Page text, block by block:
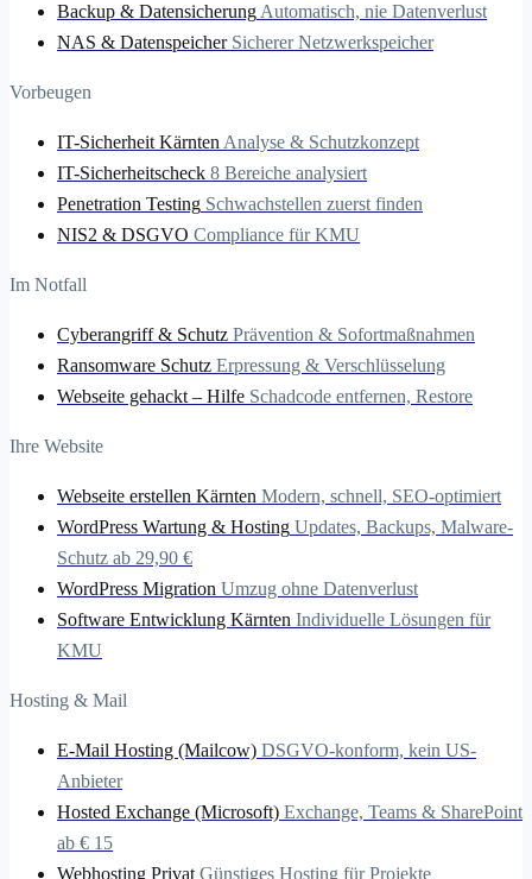
Backup & Datensicherung Automatisch, nie Datenverlust
NAS & Datenspeicher Sicherer Netzwerkspeicher
Vorbeugen
IT-Sicherheit Kärnten Analyse & Schutzkonzept
IT-Sicherheitscheck 8 Bereiche analysiert
Penetration Testing Schwachstellen zuerst finden
NIS2 & DSGVO Compliance für KMU
Im Notfall
Cyberangriff & Schutz Prävention & Sofortmaßnahmen
Ransomware Schutz Erpressung & Verschlüsselung
Webseite gehackt – Hilfe Schadcode entfernen, Restore
Ihre Website
Webseite erstellen Kärnten Modern, schnell, SEO-optimiert
WordPress Wartung & Hosting Updates, Backups, Malware-
Schutz ab 29,90 €
WordPress Migration Umzug ohne Datenverlust
Software Entwicklung Kärnten Individuelle Lösungen für
KMU
Hosting & Mail
E-Mail Hosting (Mailcow) DSGVO-konform, kein US-
Anbieter
Hosted Exchange (Microsoft) Exchange, Teams & SharePoint
ab € 15
Webhosting Privat Günstiges Hosting für Projekte